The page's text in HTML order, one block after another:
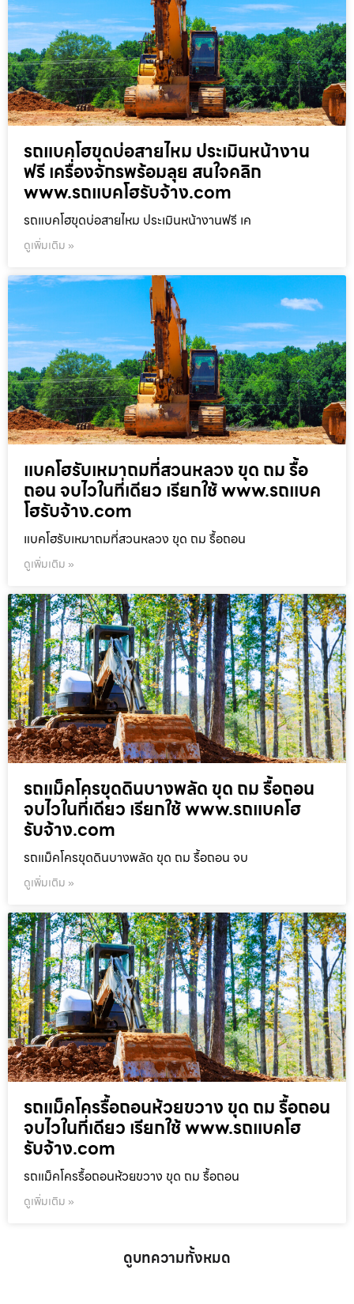
รถแบคโฮขุดบ่อสายไหม ประเมินหน้างาน
ฟรี เครื่องจักรพร้อมลุย สนใจคลิก
www.รถแบคโฮรับจ้าง.com
รถแบคโฮขุดบ่อสายไหม ประเมินหน้างานฟรี เค
ดูเพิ่มเติม »
แบคโฮรับเหมาถมที่สวนหลวง ขุด ถม รื้อ
ถอน จบไวในที่เดียว เรียกใช้ www.รถแบค
โฮรับจ้าง.com
แบคโฮรับเหมาถมที่สวนหลวง ขุด ถม รื้อถอน
ดูเพิ่มเติม »
รถแม็คโครขุดดินบางพลัด ขุด ถม รื้อถอน
จบไวในที่เดียว เรียกใช้ www.รถแบคโฮ
รับจ้าง.com
รถแม็คโครขุดดินบางพลัด ขุด ถม รื้อถอน จบ
ดูเพิ่มเติม »
รถแม็คโครรื้อถอนห้วยขวาง ขุด ถม รื้อถอน
จบไวในที่เดียว เรียกใช้ www.รถแบคโฮ
รับจ้าง.com
รถแม็คโครรื้อถอนห้วยขวาง ขุด ถม รื้อถอน
ดูเพิ่มเติม »
ดูบทความทั้งหมด